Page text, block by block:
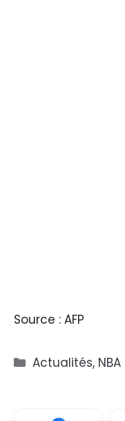
Source : AFP
Catégories
Actualités, NBA